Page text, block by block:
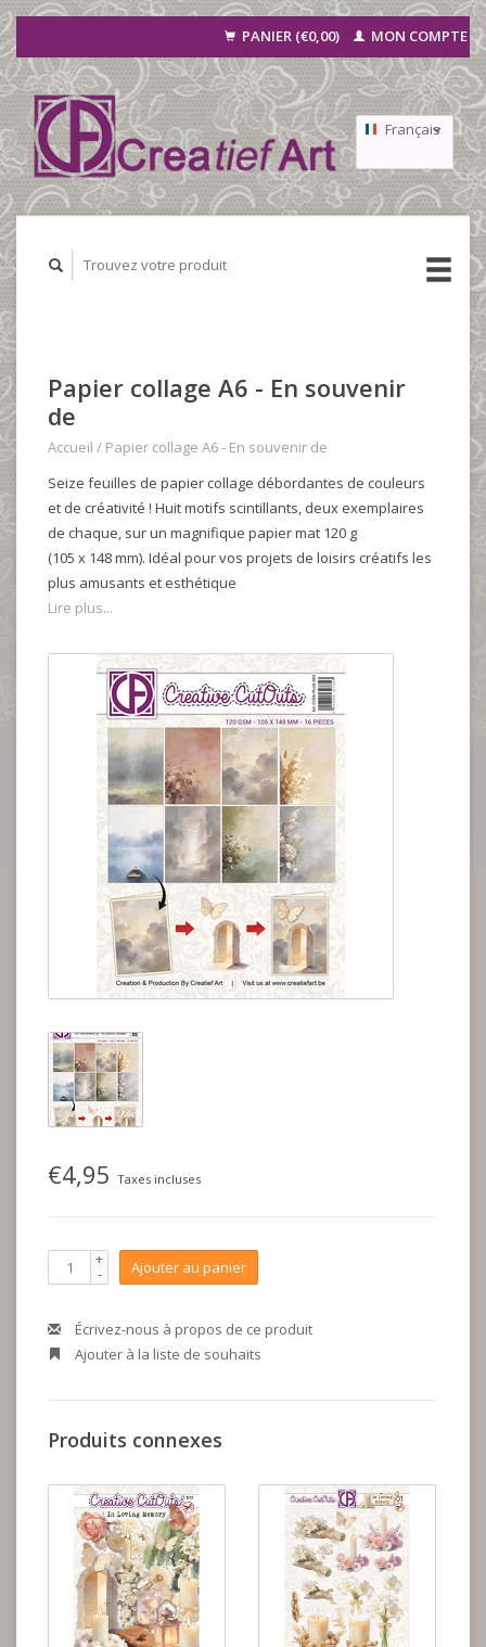
PANIER (€0,00) MON COMPTE
Français
Nederlands
Papier collage A6 - En souvenir
de
Accueil / Papier collage A6 - En souvenir de
Seize feuilles de papier collage débordantes de couleurs
et de créativité ! Huit motifs scintillants, deux exemplaires
de chaque, sur un magnifique papier mat 120 g
(105 x 148 mm). Idéal pour vos projets de loisirs créatifs les
plus amusants et esthétique
Lire plus...
€4,95 Taxes incluses
+
- Ajouter au panier
Écrivez-nous à propos de ce produit
Ajouter à la liste de souhaits
Produits connexes